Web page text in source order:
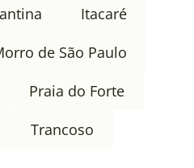
Itacaré
de São Paulo
Praia do Forte
Trancoso